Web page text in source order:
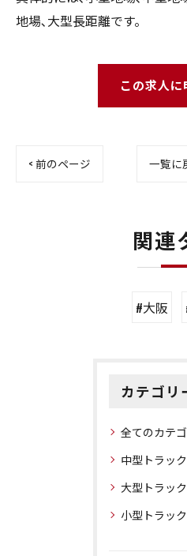
地場､大型長距離です。
この求人
< 前のページ 一覧に
関連
#大阪
カテゴリ
全てのカテ
中型トラッ
大型トラッ
小型トラッ